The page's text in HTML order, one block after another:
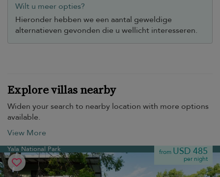
Wilt u meer opties?
Hieronder hebben we een aantal geweldige
alternatieven gevonden die u wellicht interesseren.
Explore villas nearby
Widen your search to nearby location with more options
available.
View More
Yala National Park from USD 485
per night